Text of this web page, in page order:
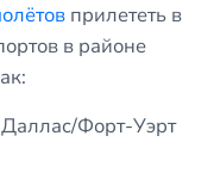
прилететь в
в районе
Форт-Уэрт